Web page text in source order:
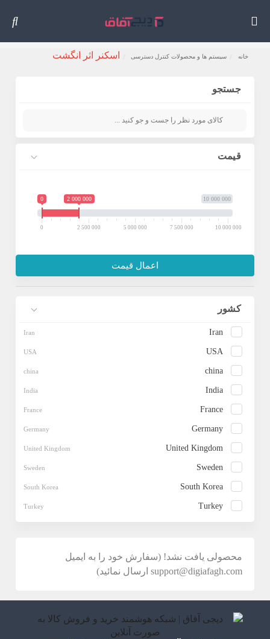
خانه سیستم ها و محصولات کنترل دسترسی اسکنر اثر انگشت
جستجو
قیمت
10 000 000
0 2 000 000
0 2 500 000 5 000 000 7 500 000 10 000 000
اعمال قیمت
کشور
Iran
USA
china
India
France
Germany
United Kingdom
Sweden
South Korea
Turkey
محصولی یافت نشد! (سفارش خود را به ایمیل
support@digiafagh.com ارسال نمائید)